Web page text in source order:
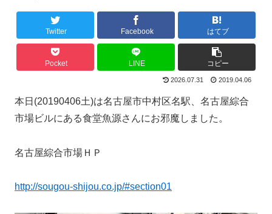
Twitter Facebook はてブ
Pocket LINE コピー
2026.07.31 2019.04.06
本日(20190406土)は名古屋市中村区名駅、名古屋綜合
市場ビルにある食堂魚源さんにお邪魔しました。
名古屋綜合市場ＨＰ
http://sougou-shijou.co.jp/#section01